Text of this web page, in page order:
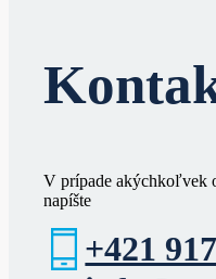
V prípade akýchkoľvek
napíšte
+421